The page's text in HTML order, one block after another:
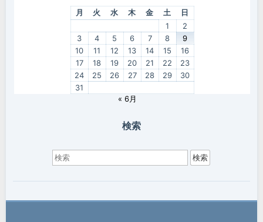
月 火 水 木 金 土
日
1
2
3
4 5 6 7 8
9
10
11 12 13 14 15
16
17
18 19 20 21 22
23
24
25 26 27 28 29
30
31
« 6月
検索
索
象: